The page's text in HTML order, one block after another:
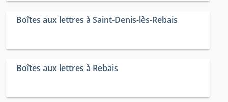
Boîtes aux lettres à Saint-Denis-lès-Rebais
Boîtes aux lettres à Rebais